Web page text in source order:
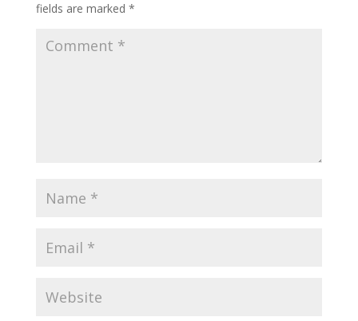
fields are marked *